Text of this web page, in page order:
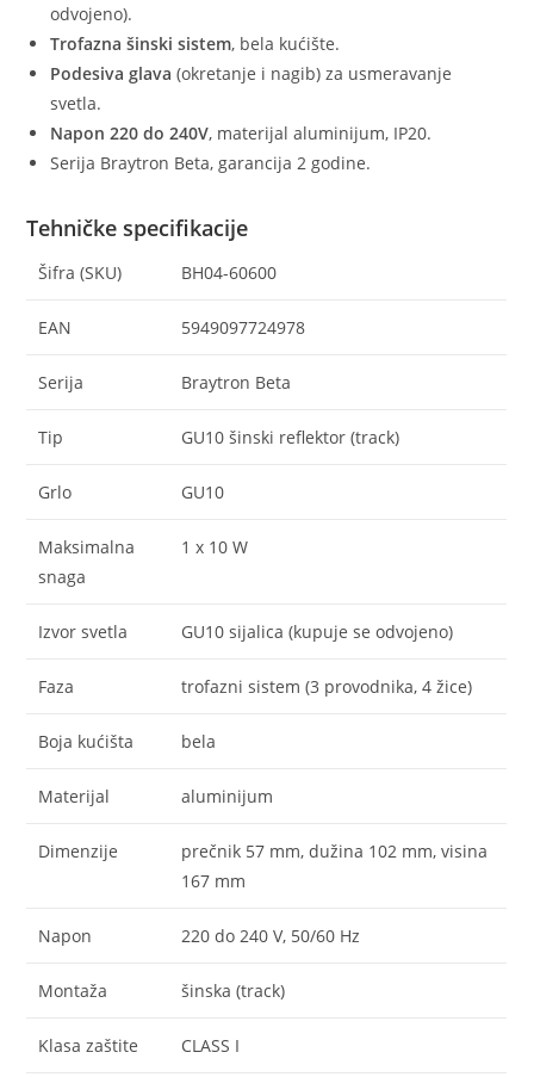
odvojeno).
Trofazna šinski sistem, bela kućište.
Podesiva glava (okretanje i nagib) za usmeravanje
svetla.
Napon 220 do 240V, materijal aluminijum, IP20.
Serija Braytron Beta, garancija 2 godine.
Tehničke specifikacije
Šifra (SKU) BH04-60600
EAN 5949097724978
Serija Braytron Beta
Tip GU10 šinski reflektor (track)
Grlo GU10
Maksimalna
snaga
1 x 10 W
Izvor svetla GU10 sijalica (kupuje se odvojeno)
Faza trofazni sistem (3 provodnika, 4 žice)
Boja kućišta bela
Materijal aluminijum
Dimenzije
prečnik 57 mm, dužina 102 mm, visina
167 mm
Napon 220 do 240 V, 50/60 Hz
Montaža šinska (track)
Klasa zaštite CLASS I